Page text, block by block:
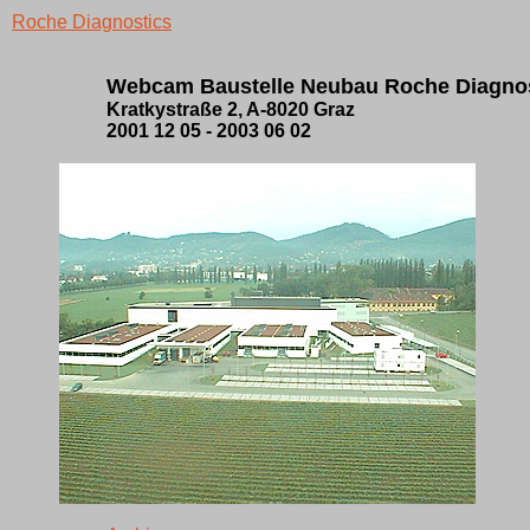
Roche Diagnostics
Webcam Baustelle Neubau Roche
Kratkystraße 2, A-8020 Graz
2001 12 05 - 2003 06 02